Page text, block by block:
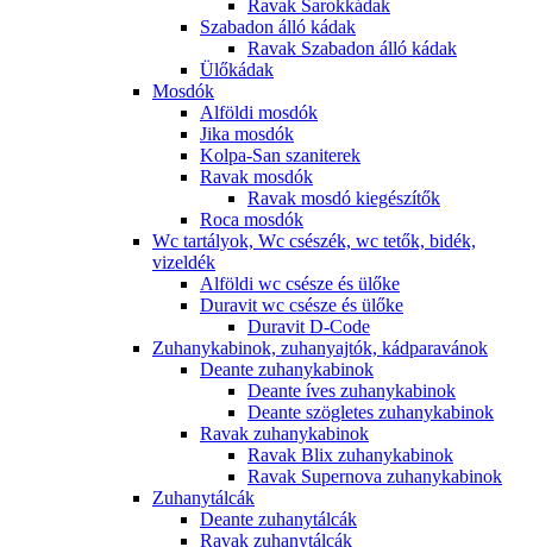
Ravak Sarokkádak
Szabadon álló kádak
Ravak Szabadon álló kádak
Ülőkádak
Mosdók
Alföldi mosdók
Jika mosdók
Kolpa-San szaniterek
Ravak mosdók
Ravak mosdó kiegészítők
Roca mosdók
Wc tartályok, Wc csészék, wc tetők, bidék,
vizeldék
Alföldi wc csésze és ülőke
Duravit wc csésze és ülőke
Duravit D-Code
Zuhanykabinok, zuhanyajtók, kádparavánok
Deante zuhanykabinok
Deante íves zuhanykabinok
Deante szögletes zuhanykabinok
Ravak zuhanykabinok
Ravak Blix zuhanykabinok
Ravak Supernova zuhanykabinok
Zuhanytálcák
Deante zuhanytálcák
Ravak zuhanytálcák